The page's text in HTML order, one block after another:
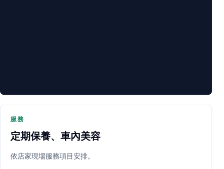
PARTNER SHOP
服務
定期保養、車內美容
依店家現場服務項目安排。